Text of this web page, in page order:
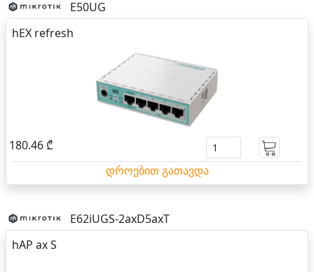
E50UG
hEX refresh
180.46 ₾
დროებით გათავდა
E62iUGS-2axD5axT
hAP ax S